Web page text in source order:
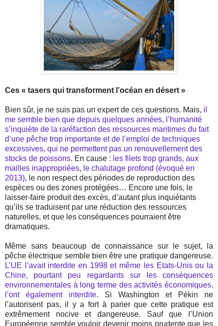
Ces « tasers qui transforment l’océan en désert »
Bien sûr, je ne suis pas un expert de ces questions. Mais, il
me semble bien que depuis quelques années, l’humanité
s’inquiète de la raréfaction des ressources maritimes du fait
d’une pêche trop importante et de l’emploi de techniques
excessives, qui ne permettent pas un renouvellement des
stocks de poissons. En cause : les filets trop grands, aux
mailles inappropriées, le chalutage profond (évoqué en
2013), le non respect des périodes de reproduction des
espèces ou des zones protégées… Encore une fois, le
laisser-faire produit des excès, d’autant plus inquiétants
qu’ils se traduisent par une réduction des ressources
naturelles, et que les conséquences pourraient être
dramatiques.
Même sans beaucoup de connaissance sur le sujet, la
pêche électrique semble bien être une pratique dangereuse.
L’UE l’avait interdite en 1998 et même les Etats-Unis ou la
Chine, pourtant peu regardants sur les conséquences
environnementales à long terme des activités économiques,
l’ont également interdite. Si Washington et Pékin ne
l’autorisent pas, il y a fort à parier que cette pratique est
extrêmement nocive et dangereuse. Sauf que l’Union
Européenne semble vouloir devenir moins prudente que les